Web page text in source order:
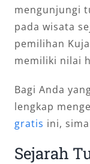
mengunjungi
pada wisata
pemilihan
memiliki nilai
Bagi Anda
lengkap
gratis ini,
Sejarah